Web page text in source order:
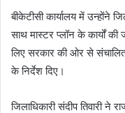
बीकेटीसी कार्यालय में उन्होंने
साथ मास्टर प्लॉन के कार्यों
लिए सरकार की ओर से संचालित
के निर्देश दिए।
जिलाधिकारी संदीप तिवारी ने